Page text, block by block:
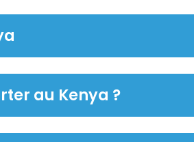
au Kenya ?